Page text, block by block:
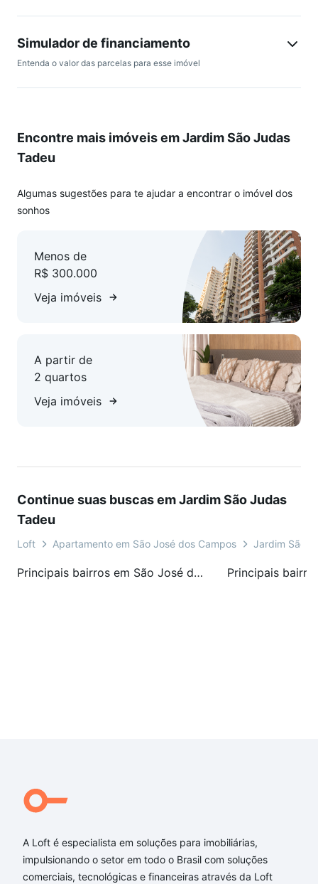
Ótimo para quem quer a segurança de um apartamento com
quem tem filhos e animais, espaço garantido!!
Simulador de financiamento
Entenda o valor das parcelas para esse imóvel
Encontre mais imóveis em Jardim São Judas
Tadeu
Algumas sugestões para te ajudar a encontrar o imóvel dos
sonhos
Menos de
R$ 300.000
Veja imóveis
A partir de
2 quartos
Veja imóveis
Continue suas buscas em Jardim São Judas
Tadeu
Loft Apartamento em São José dos Campos Jardim São
Principais bairros em São José dos Campos, SP
A Loft é especialista em soluções para imobiliárias,
impulsionando o setor em todo o Brasil com soluções
comerciais, tecnológicas e financeiras através da Loft